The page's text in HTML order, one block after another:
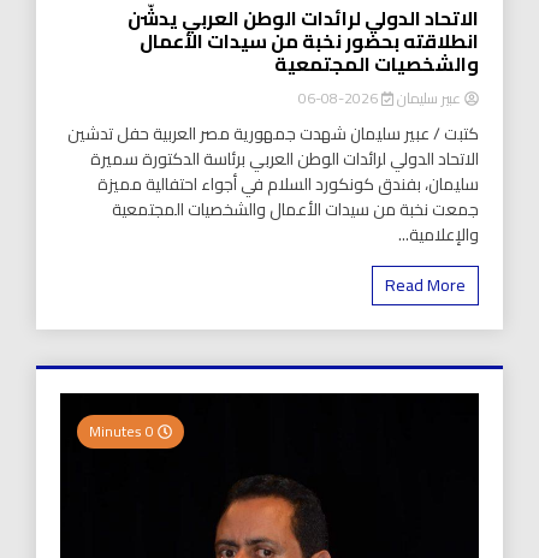
الاتحاد الدولي لرائدات الوطن العربي يدشّن
انطلاقته بحضور نخبة من سيدات الأعمال
والشخصيات المجتمعية
عبير سليمان 2026-08-06
كتبت / عبير سليمان شهدت جمهورية مصر العربية حفل تدشين
الاتحاد الدولي لرائدات الوطن العربي برئاسة الدكتورة سميرة
سليمان، بفندق كونكورد السلام في أجواء احتفالية مميزة
جمعت نخبة من سيدات الأعمال والشخصيات المجتمعية
والإعلامية...
Read More